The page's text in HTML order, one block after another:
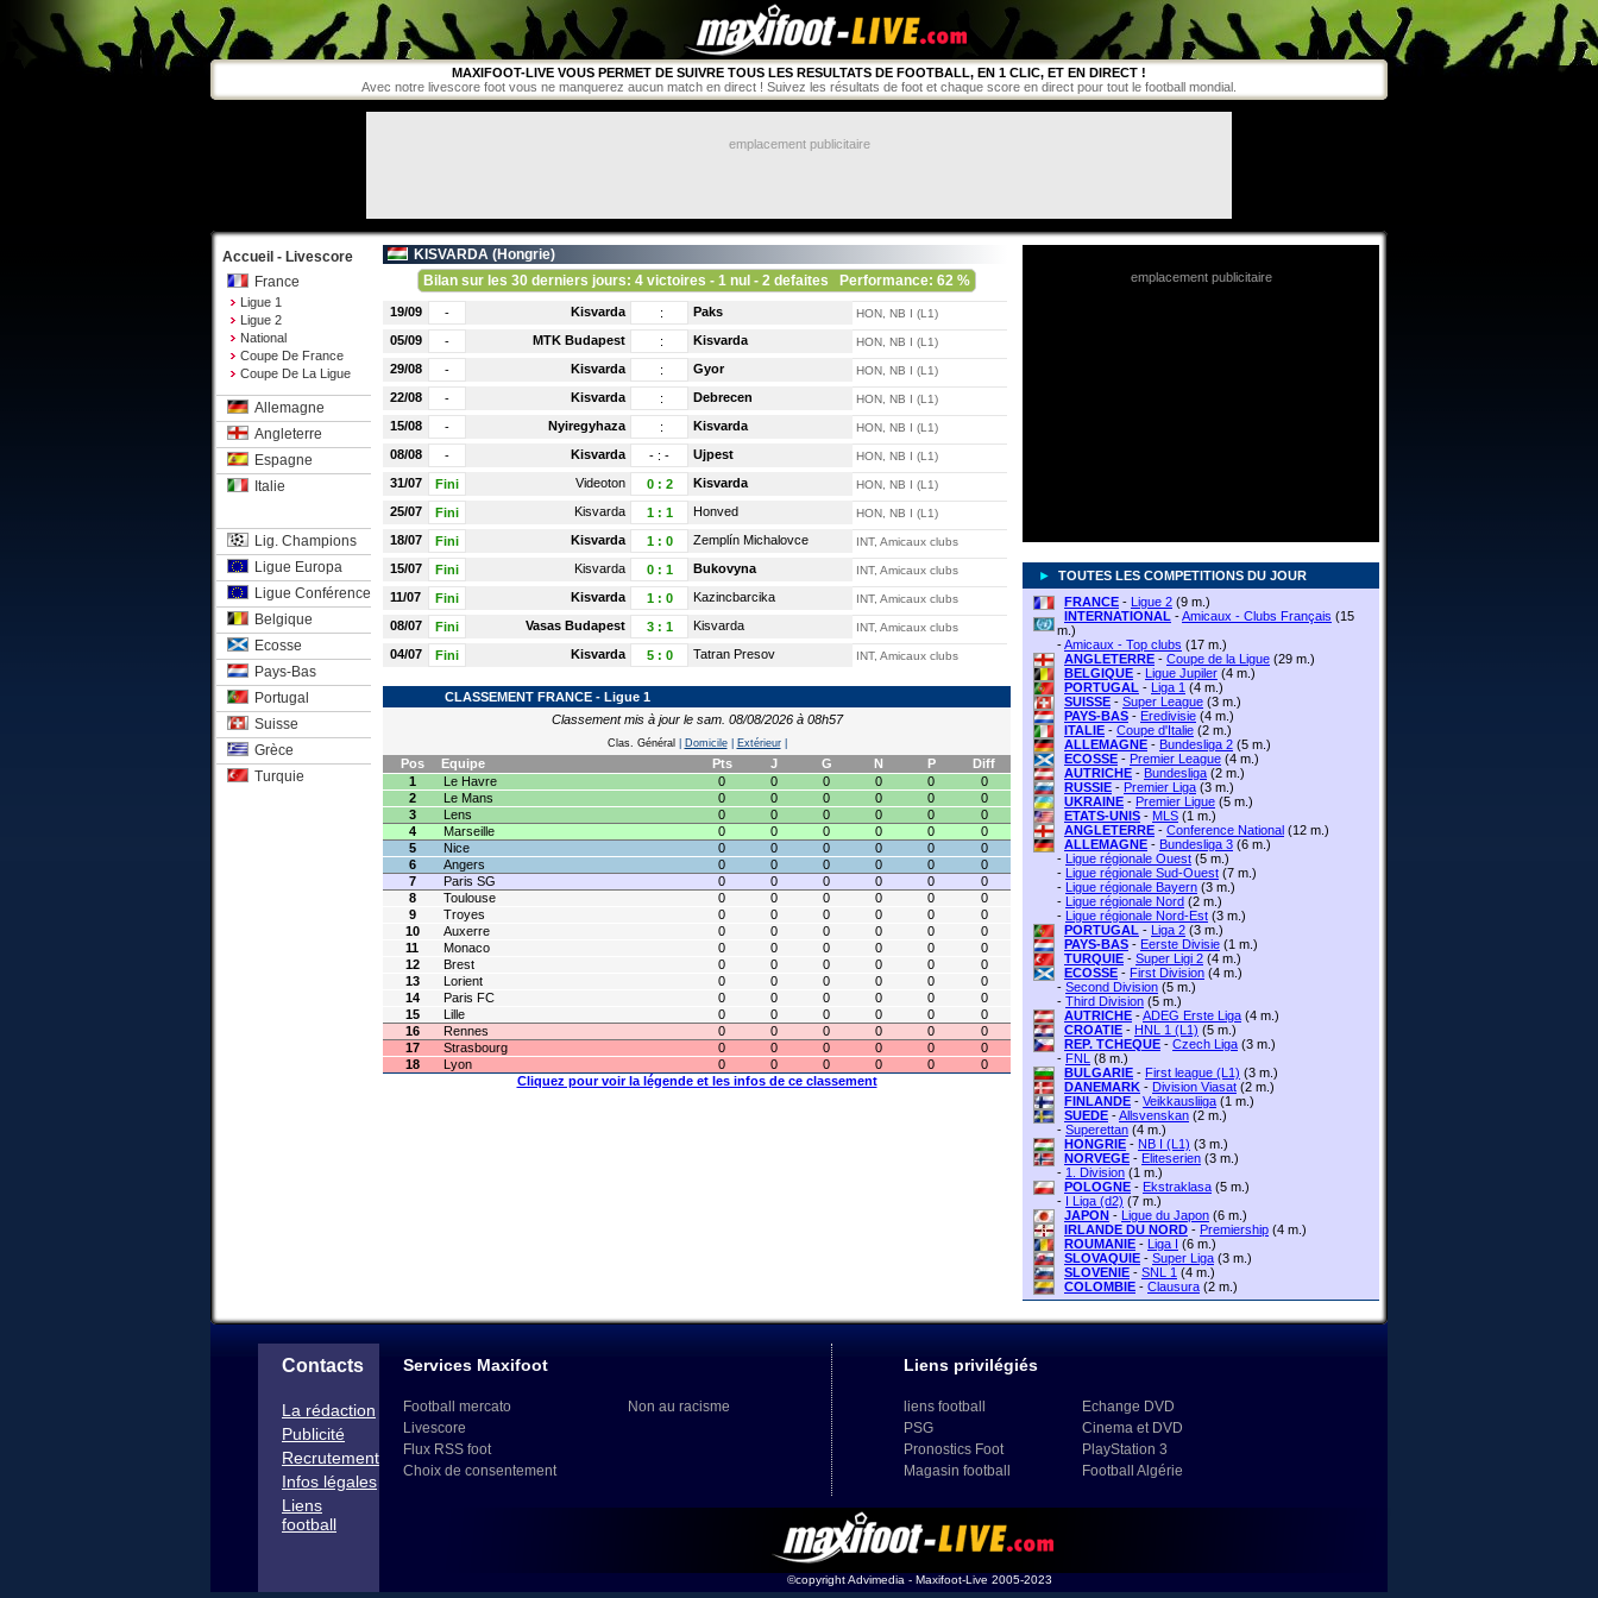
MAXIFOOT-LIVE VOUS PERMET DE SUIVRE TOUS LES RESULTATS DE FOOTBALL, EN 1 CLIC, ET EN DIRECT !
Avec notre livescore foot vous ne manquerez aucun match en direct ! Suivez les résultats de foot et chaque score en direct pour tout le football mondial.
emplacement publicitaire
Accueil - Livescore
France
Ligue 1
Ligue 2
National
Coupe De France
Coupe De La Ligue
Allemagne
Angleterre
Espagne
Italie
Lig. Champions
Ligue Europa
Ligue Conférence
Belgique
Ecosse
Pays-Bas
Portugal
Suisse
Grèce
Turquie
KISVARDA (Hongrie)
Bilan sur les 30 derniers jours: 4 victoires - 1 nul - 2 defaites
Performance: 62 %
19/09 - Kisvarda : Paks HON, NB I (L1)
05/09 - MTK Budapest : Kisvarda HON, NB I (L1)
29/08 - Kisvarda : Gyor HON, NB I (L1)
22/08 - Kisvarda : Debrecen HON, NB I (L1)
15/08 - Nyiregyhaza : Kisvarda HON, NB I (L1)
08/08 - Kisvarda - : - Ujpest HON, NB I (L1)
31/07 Fini Videoton 0: 2 Kisvarda HON, NB I (L1)
25/07 Fini Kisvarda 1: 1 Honved HON, NB I (L1)
18/07 Fini Kisvarda 1: 0 Zemplín Michalovce INT, Amicaux clubs
15/07 Fini Kisvarda 0: 1 Bukovyna INT, Amicaux clubs
11/07 Fini Kisvarda 1: 0 Kazincbarcika INT, Amicaux clubs
08/07 Fini Vasas Budapest 3: 1 Kisvarda INT, Amicaux clubs
04/07 Fini Kisvarda 5: 0 Tatran Presov INT, Amicaux clubs
CLASSEMENT FRANCE - Ligue 1
Classement mis à jour le sam. 08/08/2026 à 08h57
Clas. Général Domicile| Extérieur|
Pos Equipe Pts J G N P
Diff
1
Le Havre 0 0 0 0 0
0
2
Le Mans 0 0 0 0 0
0
3
Lens 0 0 0 0 0
0
4
Marseille 0 0 0 0 0
0
5
Nice 0 0 0 0 0
0
6
Angers 0 0 0 0 0
0
7
Paris SG 0 0 0 0 0
0
8
Toulouse 0 0 0 0 0
0
9
Troyes 0 0 0 0 0
0
10
Auxerre 0 0 0 0 0
0
11
Monaco 0 0 0 0 0
0
12
Brest 0 0 0 0 0
0
13
Lorient 0 0 0 0 0
0
14
Paris FC 0 0 0 0 0
0
15
Lille 0 0 0 0 0
0
16
Rennes 0 0 0 0 0
0
17
Strasbourg 0 0 0 0 0
0
18
Lyon 0 0 0 0 0
0
Cliquez pour voir la légende et les infos de ce classement
emplacement publicitaire
►
TOUTES LES COMPETITIONS DU JOUR
FRANCE - Ligue 2 (9 m.)
INTERNATIONAL -Amicaux - Clubs Français (15
m.)
-Amicaux - Top clubs (17 m.)
ANGLETERRE - Coupe de la Ligue (29 m.)
BELGIQUE - Ligue Jupiler (4 m.)
PORTUGAL - Liga 1 (4 m.)
SUISSE - Super League (3 m.)
PAYS-BAS - Eredivisie (4 m.)
ITALIE - Coupe d'Italie (2 m.)
ALLEMAGNE - Bundesliga 2 (5 m.)
ECOSSE - Premier League (4 m.)
AUTRICHE - Bundesliga (2 m.)
RUSSIE - Premier Liga (3 m.)
UKRAINE - Premier Ligue (5 m.)
ETATS-UNIS - MLS (1 m.)
ANGLETERRE - Conference National (12 m.)
ALLEMAGNE - Bundesliga 3 (6 m.)
- Ligue régionale Ouest (5 m.)
- Ligue régionale Sud-Ouest (7 m.)
- Ligue régionale Bayern (3 m.)
- Ligue régionale Nord (2 m.)
- Ligue régionale Nord-Est (3 m.)
PORTUGAL - Liga 2 (3 m.)
PAYS-BAS - Eerste Divisie (1 m.)
TURQUIE - Super Ligi 2 (4 m.)
ECOSSE - First Division (4 m.)
- Second Division (5 m.)
- Third Division (5 m.)
AUTRICHE -ADEG Erste Liga (4 m.)
CROATIE - HNL 1 (L1) (5 m.)
REP. TCHEQUE - Czech Liga (3 m.)
- FNL (8 m.)
BULGARIE - First league (L1) (3 m.)
DANEMARK - Division Viasat (2 m.)
FINLANDE - Veikkausliiga (1 m.)
SUEDE -Allsvenskan (2 m.)
- Superettan (4 m.)
HONGRIE - NB I (L1) (3 m.)
NORVEGE - Eliteserien (3 m.)
- 1. Division (1 m.)
POLOGNE - Ekstraklasa (5 m.)
- I Liga (d2) (7 m.)
JAPON - Ligue du Japon (6 m.)
IRLANDE DU NORD - Premiership (4 m.)
ROUMANIE - Liga I (6 m.)
SLOVAQUIE - Super Liga (3 m.)
SLOVENIE - SNL 1 (4 m.)
COLOMBIE - Clausura (2 m.)
Contacts
La rédaction
Publicité
Recrutement
Infos légales
Liens
football
Services Maxifoot
Football mercato
Livescore
Flux RSS foot
Choix de consentement
Non au racisme
Liens privilégiés
liens football
PSG
Pronostics Foot
Magasin football
Echange DVD
Cinema et DVD
PlayStation 3
Football Algérie
©copyright Advimedia - Maxifoot-Live 2005-2023